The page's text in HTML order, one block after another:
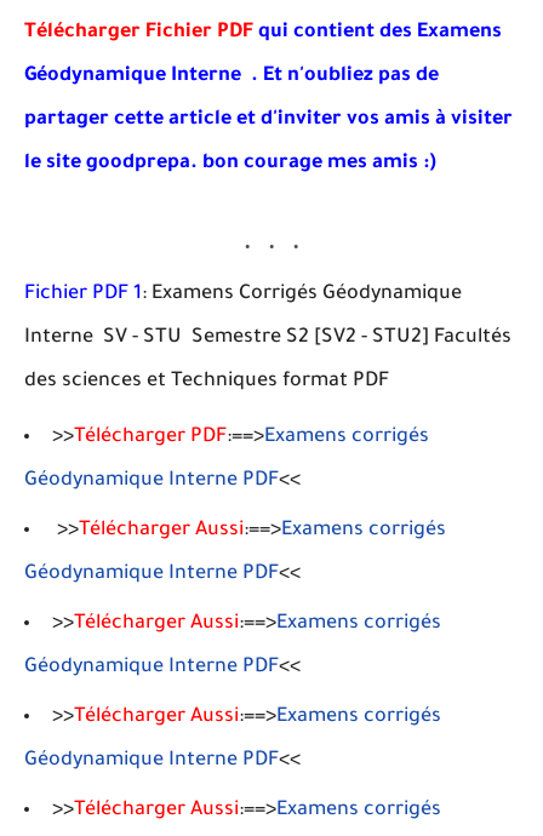
Télécharger Fichier PDF qui contient des Examens
Géodynamique Interne . Et n'oubliez pas de
partager cette article et d'inviter vos amis à visiter
le site goodprepa. bon courage mes amis :)
Fichier PDF 1: Examens Corrigés Géodynamique
Interne SV - STU Semestre S2 [SV2 - STU2] Facultés
des sciences et Techniques format PDF
>>Télécharger PDF:==>Examens corrigés
Géodynamique Interne PDF<<
>>Télécharger Aussi:==>Examens corrigés
Géodynamique Interne PDF<<
>>Télécharger Aussi:==>Examens corrigés
Géodynamique Interne PDF<<
>>Télécharger Aussi:==>Examens corrigés
Géodynamique Interne PDF<<
>>Télécharger Aussi:==>Examens corrigés